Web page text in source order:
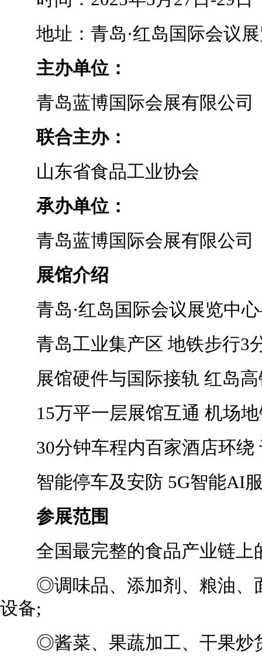
地址：青岛·红岛国际会议展
主办单位：
青岛蓝博国际会展有限公司
联合主办：
山东省食品工业协会
承办单位：
青岛蓝博国际会展有限公司
展馆介绍
青岛·红岛国际会议展览中
青岛工业集产区 地铁步行3
展馆硬件与国际接轨 红岛高
15万平一层展馆互通 机场地
30分钟车程内百家酒店环绕
智能停车及安防 5G智能AI
参展范围
全国最完整的食品产业链上
◎调味品、添加剂、粮油、
设备;
◎酱菜、果蔬加工、干果炒